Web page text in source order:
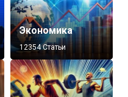
Экономика
12354 Статьи